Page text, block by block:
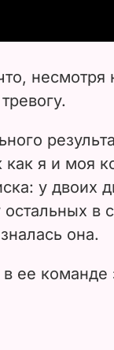
d
e
o
несмотря
как я и моя
у двоих
в
она.
ее команде